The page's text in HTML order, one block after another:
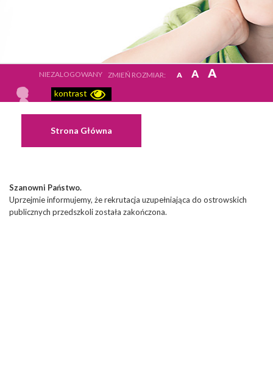
NIEZALOGOWANY ZMIEŃ ROZMIAR: A A A
kontrast
Strona Główna
Szanowni Państwo.
Uprzejmie informujemy, że rekrutacja uzupełniająca do ostrowskich
publicznych przedszkoli została zakończona.